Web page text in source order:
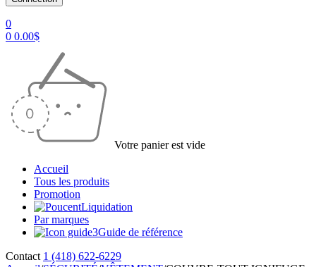
0
0 0.00$
Votre panier est vide
Accueil
Tous les produits
Promotion
Liquidation
Par marques
Guide de référence
Contact 1 (418) 622-6229